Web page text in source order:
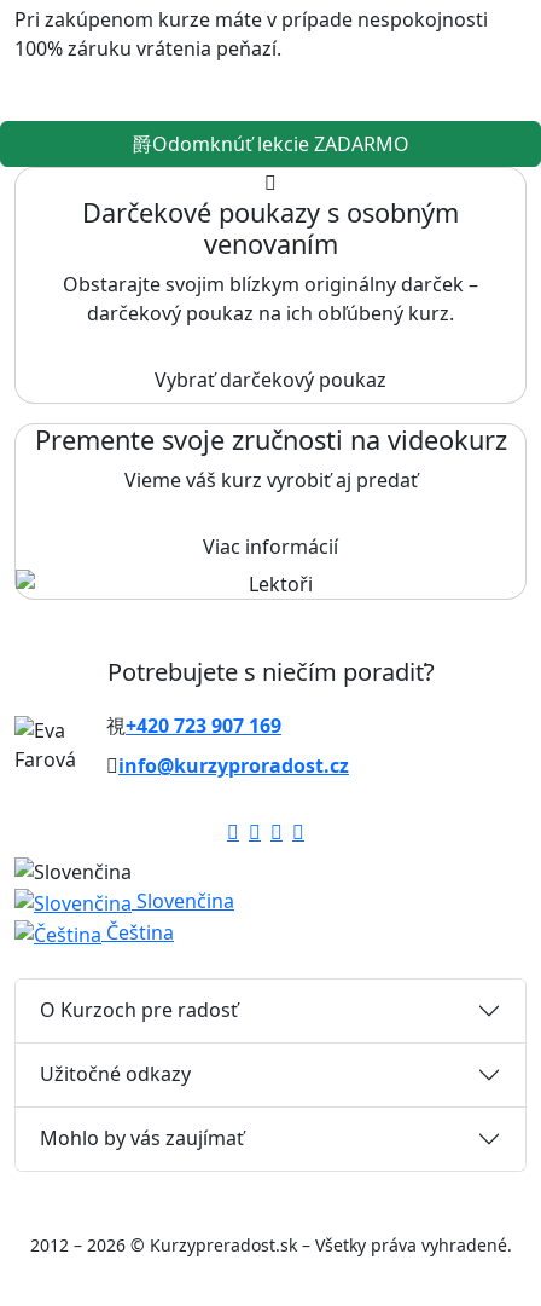
Pri zakúpenom kurze máte v prípade nespokojnosti
100% záruku vrátenia peňazí.
Odomknúť lekcie ZADARMO
Darčekové poukazy s osobným
venovaním
Obstarajte svojim blízkym originálny darček –
darčekový poukaz na ich obľúbený kurz.
Vybrať darčekový poukaz
Premente svoje zručnosti na videokurz
Vieme váš kurz vyrobiť aj predať
Viac informácií
Potrebujete s niečím poradiť?
+420 723 907 169
info@kurzyproradost.cz
Slovenčina
Čeština
O Kurzoch pre radosť
Užitočné odkazy
Mohlo by vás zaujímať
2012 – 2026 © Kurzypreradost.sk – Všetky práva vyhradené.